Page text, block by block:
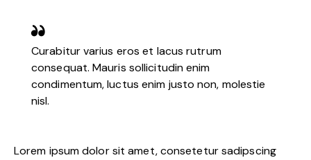
Curabitur varius eros et lacus rutrum
consequat. Mauris sollicitudin enim
condimentum, luctus enim justo non, molestie
nisl.
Lorem ipsum dolor sit amet, consetetur sadipscing